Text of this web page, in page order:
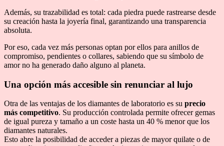
Además, su trazabilidad es total: cada piedra puede rastrearse desde
su creación hasta la joyería final, garantizando una transparencia
absoluta.
Por eso, cada vez más personas optan por ellos para anillos de
compromiso, pendientes o collares, sabiendo que su símbolo de
amor no ha generado daño alguno al planeta.
Una opción más accesible sin renunciar al lujo
Otra de las ventajas de los diamantes de laboratorio es su precio
más competitivo. Su producción controlada permite ofrecer gemas
de igual pureza y tamaño a un coste hasta un 40 % menor que los
diamantes naturales.
Esto abre la posibilidad de acceder a piezas de mayor quilate o de